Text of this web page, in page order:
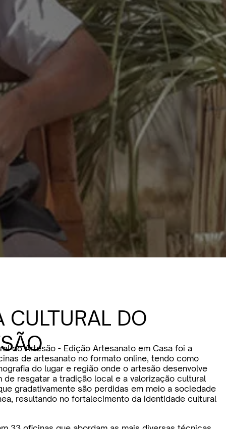
CULTURAL DO
do Artesão - Edição Artesanato em Casa foi a
de artesanato no formato online, tendo como
do lugar e região onde o artesão desenvolve
de resgatar a tradição local e a valorização cultural
gradativamente são perdidas em meio a sociedade
resultando no fortalecimento da identidade cultural